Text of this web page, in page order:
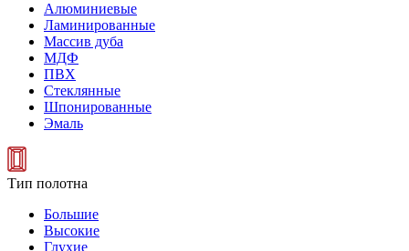
Алюминиевые
Ламинированные
Массив дуба
МДФ
ПВХ
Стеклянные
Шпонированные
Эмаль
Тип полотна
Большие
Высокие
Глухие